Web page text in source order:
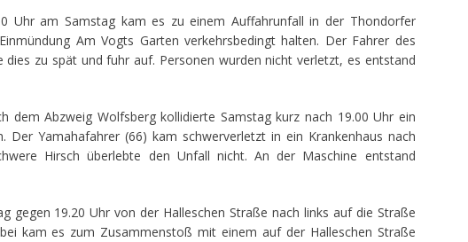
Uhr am Samstag kam es zu einem Auffahrunfall in der Thondorfer
Am Vogts Garten verkehrsbedingt halten. Der Fahrer des
dies zu spät und fuhr auf. Personen wurden nicht verletzt, es entstand
dem Abzweig Wolfsberg kollidierte Samstag kurz nach 19.00 Uhr ein
Der Yamahafahrer (66) kam schwerverletzt in ein Krankenhaus nach
Hirsch überlebte den Unfall nicht. An der Maschine entstand
gegen 19.20 Uhr von der Halleschen Straße nach links auf die Straße
kam es zum Zusammenstoß mit einem auf der Halleschen Straße